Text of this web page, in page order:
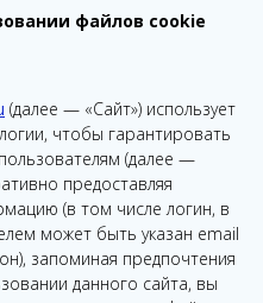
файлов cookie
(далее — «Сайт») использует
чтобы гарантировать
(далее —
предоставляя
(в том числе логин, в
может быть указан email
запоминая предпочтения
данного сайта, вы